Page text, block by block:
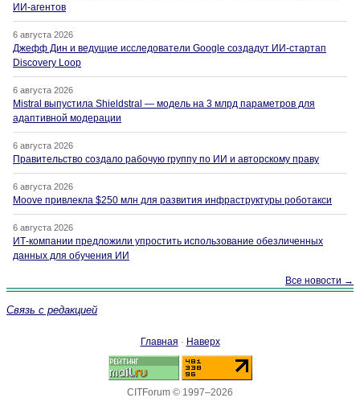
ИИ-агентов
6 августа 2026
Джефф Дин и ведущие исследователи Google создадут ИИ-стартап
Discovery Loop
6 августа 2026
Mistral выпустила Shieldstral — модель на 3 млрд параметров для
адаптивной модерации
6 августа 2026
Правительство создало рабочую группу по ИИ и авторскому праву
6 августа 2026
Moove привлекла $250 млн для развития инфраструктуры роботакси
6 августа 2026
ИТ-компании предложили упростить использование обезличенных
данных для обучения ИИ
Все новости →
Связь с редакцией
Главная · Наверх
CITForum © 1997–2026